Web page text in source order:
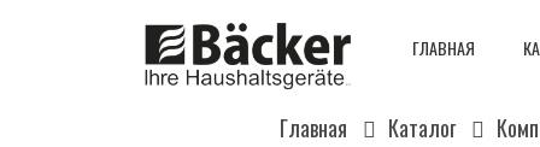
ГЛАВНАЯ
Главная Каталог